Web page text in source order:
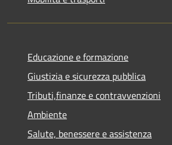
Educazione e formazione
Giustizia e sicurezza pubblica
Tributi,finanze e contravvenzioni
Ambiente
Salute, benessere e assistenza